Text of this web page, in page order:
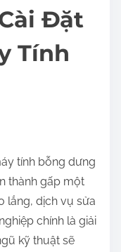
Đặt
Tính
tính bỗng dưng
thành gấp một
lắng, dịch vụ sửa
chính là giải
kỹ thuật sẽ